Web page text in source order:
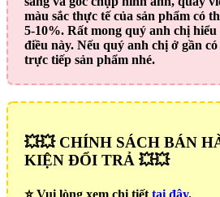
màu sắc thực tế của sản phẩm có
5-10%. Rất mong quý anh chị hiểu
điều này. Nếu quý anh chị ở gần
trực tiếp sản phẩm nhé.
💥💥 CHÍNH SÁCH BÁN
KIỆN ĐỔI TRẢ 💥💥
⭐️ Vui lòng xem chi tiết tại đây.